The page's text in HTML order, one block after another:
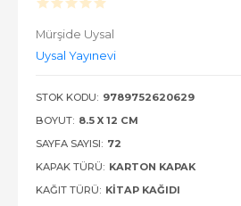
Mürşide Uysal
Uysal Yayınevi
STOK KODU: 9789752620629
BOYUT: 8.5 X 12 CM
SAYFA SAYISI: 72
KAPAK TÜRÜ: KARTON KAPAK
KAĞIT TÜRÜ: KITAP KAĞIDI